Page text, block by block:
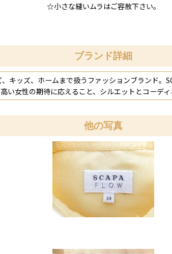
☆小さな縫いムラはご容赦下さい。
ブランド詳細
キッズ、ホームまで扱うファッションブランド
女性の期待に応えること、シルエットとコーデ
他の写真